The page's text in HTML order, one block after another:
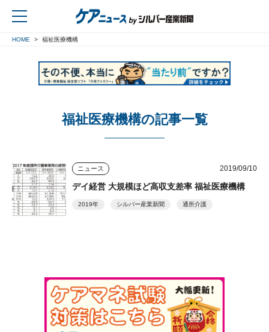
HOME 福祉医療機構
福祉医療機構の記事一覧
ニュース 2019/09/10
デイ経営 大規模ほど高収支差率 福祉医療機構
2019年 シルバー産業新聞 通所介護